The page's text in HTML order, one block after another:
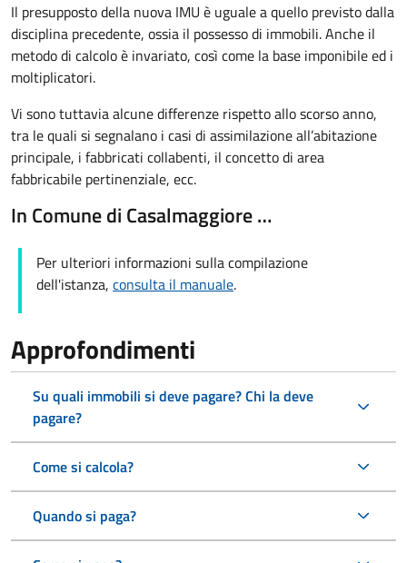
Il presupposto della nuova IMU è uguale a quello previsto dalla
disciplina precedente, ossia il possesso di immobili. Anche il
metodo di calcolo è invariato, così come la base imponibile ed i
moltiplicatori.
Vi sono tuttavia alcune differenze rispetto allo scorso anno,
tra le quali si segnalano i casi di assimilazione all’abitazione
principale, i fabbricati collabenti, il concetto di area
fabbricabile pertinenziale, ecc.
In Comune di Casalmaggiore …
Per ulteriori informazioni sulla compilazione
dell'istanza, consulta il manuale.
Approfondimenti
Su quali immobili si deve pagare? Chi la deve
pagare?
Come si calcola?
Quando si paga?